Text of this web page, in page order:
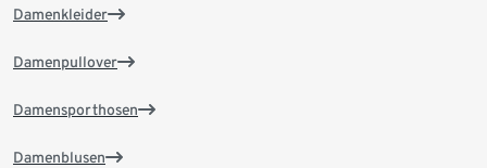
Damenkleider
Damenpullover
Damensporthosen
Damenblusen